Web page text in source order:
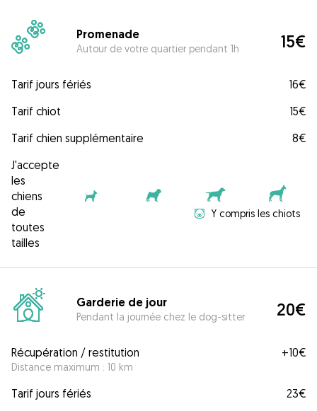
Promenade
Autour de votre quartier pendant 1h 15€
Tarif jours fériés
16€
Tarif chiot
15€
Tarif chien supplémentaire
8€
J'accepte
les
chiens
de
toutes
tailles
Y compris les chiots
Garderie de jour
Pendant la journée chez le dog-sitter 20€
Récupération / restitution
Distance maximum : 10 km
+10€
Tarif jours fériés 23€